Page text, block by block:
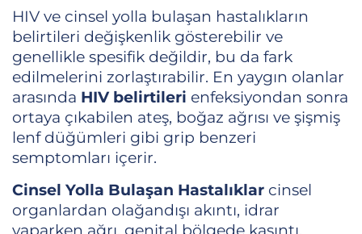
HIV ve cinsel yolla bulaşan hastalıkların
belirtileri değişkenlik gösterebilir ve
genellikle spesifik değildir, bu da fark
edilmelerini zorlaştırabilir. En yaygın olanlar
arasında HIV belirtileri enfeksiyondan sonra
ortaya çıkabilen ateş, boğaz ağrısı ve şişmiş
lenf düğümleri gibi grip benzeri
semptomları içerir.
Cinsel Yolla Bulaşan Hastalıklar cinsel
organlardan olağandışı akıntı, idrar
yaparken ağrı, genital bölgede kaşıntı,